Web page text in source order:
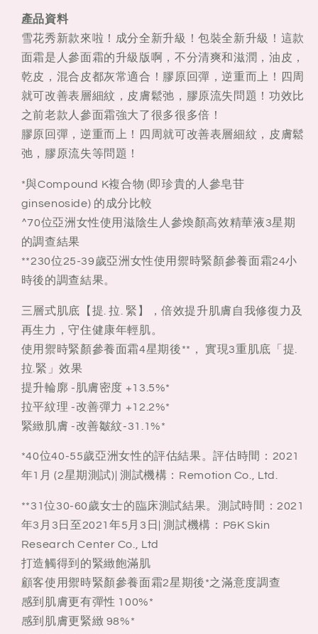
產品資料
雪花秀新款來啦！成分全新升級！包裝全新升級！這款
面霜是人參面霜的升級版啊，不分清爽和滋潤，油皮，
乾皮，混合皮都灰常適合！膠原回彈，逆重而上！四周
就可改善表層細紋，皮膚鬆弛，膠原流失問題！功效比
之前老款人參面霜強大了很多很多倍！
膠原回彈，逆重而上！四周就可改善表層細紋，皮膚鬆
弛，膠原流失等問題！
*與Compound K複合物 (即珍貴的人參皂苷
ginsenoside) 的成分比較
^70位亞洲女性使用滋陰生人參煥顏高效精華液3星期
的調查結果
**230位25-39歲亞洲女性使用禦時緊顏參養面霜24小
時後的調查結果。
三層式肌底【提. 拉. 緊】，倍效提升肌膚自我修復力及
再生力，守住健康年輕肌。
使用禦時緊顏參養面霜4星期後**， 實現3重肌底「提.
拉.緊」效果
提升輪廓 -肌膚密度 +13.5%*
拉平紋理 -改善彈力 +12.2%*
緊緻肌膚 -改善皺紋-31.1%*
*40位40-55歲亞洲女性的評估結果。評估時間：2021
年1月 (2星期測試)| 測試機構：Remotion Co., Ltd.
**31位30-60歲女士的臨床測試結果。測試時間：2021
年3月3日至2021年5月3日| 測試機構：P&K Skin
Research Center Co., Ltd
打造觸得到的緊緻飽滿肌
顧客使用禦時緊顏參養面霜2星期後*之滿意度調查
感到肌膚更有彈性 100%*
感到肌膚更緊緻 98%*